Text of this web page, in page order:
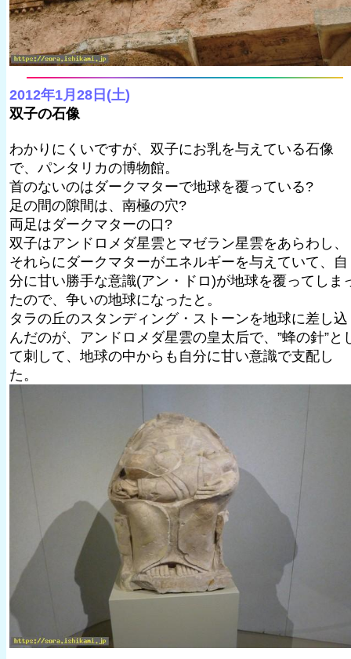
2012年1月28日(土)
双子の石像
わかりにくいですが、双子にお乳を与えている石像
で、パンタリカの博物館。
首のないのはダークマターで地球を覆っている?
足の間の隙間は、南極の穴?
両足はダークマターの口?
双子はアンドロメダ星雲とマゼラン星雲をあらわし、
それらにダークマターがエネルギーを与えていて、自
分に甘い勝手な意識(アン・ドロ)が地球を覆ってしま
たので、争いの地球になったと。
タラの丘のスタンディング・ストーンを地球に差し込
んだのが、アンドロメダ星雲の皇太后で、”蜂の針”と
て刺して、地球の中からも自分に甘い意識で支配し
た。